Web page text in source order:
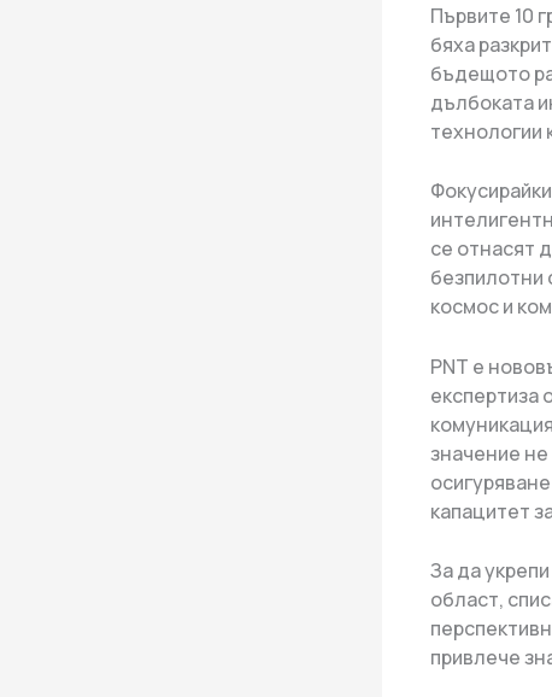
Първите 10
бяха
бъдещото
дълбоката
технологии
се отнасят
безпилотни
космос и
PNT е
експертиза
значение
капацитет
За да
област,
привлече